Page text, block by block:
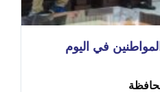
في اليوم